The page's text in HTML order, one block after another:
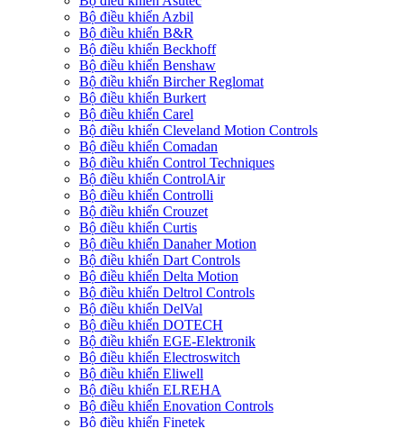
Bộ điều khiển Azbil
Bộ điều khiển B&R
Bộ điều khiển Beckhoff
Bộ điều khiển Benshaw
Bộ điều khiển Bircher Reglomat
Bộ điều khiển Burkert
Bộ điều khiển Carel
Bộ điều khiển Cleveland Motion Controls
Bộ điều khiển Comadan
Bộ điều khiển Control Techniques
Bộ điều khiển ControlAir
Bộ điều khiển Controlli
Bộ điều khiển Crouzet
Bộ điều khiển Curtis
Bộ điều khiển Danaher Motion
Bộ điều khiển Dart Controls
Bộ điều khiển Delta Motion
Bộ điều khiển Deltrol Controls
Bộ điều khiển DelVal
Bộ điều khiển DOTECH
Bộ điều khiển EGE-Elektronik
Bộ điều khiển Electroswitch
Bộ điều khiển Eliwell
Bộ điều khiển ELREHA
Bộ điều khiển Enovation Controls
Bộ điều khiển Finetek